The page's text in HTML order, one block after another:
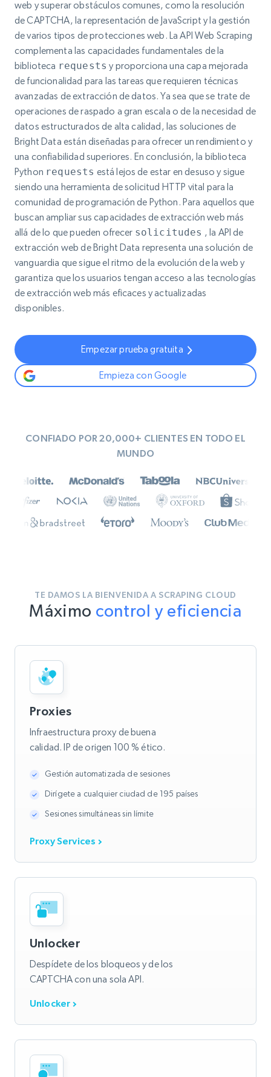
web y superar obstáculos comunes, como la resolución
de CAPTCHA, la representación de JavaScript y la gestión
de varios tipos de protecciones web. La API Web Scraping
complementa las capacidades fundamentales de la
biblioteca requests y proporciona una capa mejorada
de funcionalidad para las tareas que requieren técnicas
avanzadas de extracción de datos. Ya sea que se trate de
operaciones de raspado a gran escala o de la necesidad de
datos estructurados de alta calidad, las soluciones de
Bright Data están diseñadas para ofrecer un rendimiento y
una confiabilidad superiores. En conclusión, la biblioteca
Python requests está lejos de estar en desuso y sigue
siendo una herramienta de solicitud HTTP vital para la
comunidad de programación de Python. Para aquellos que
buscan ampliar sus capacidades de extracción web más
allá de lo que pueden ofrecer solicitudes , la API de
extracción web de Bright Data representa una solución de
vanguardia que sigue el ritmo de la evolución de la web y
garantiza que los usuarios tengan acceso a las tecnologías
de extracción web más eficaces y actualizadas
disponibles.
Empezar prueba gratuita
Empieza con Google
CONFIADO POR 20,000+ CLIENTES EN TODO EL
MUNDO
TE DAMOS LA BIENVENIDA A SCRAPING CLOUD
Máximo control y eficiencia
Proxies
Infraestructura proxy de buena
calidad. IP de origen 100 % ético.
Gestión automatizada de sesiones
Dirígete a cualquier ciudad de 195 países
Sesiones simultáneas sin límite
Proxy Services
Unlocker
Despídete de los bloqueos y de los
CAPTCHA con una sola API.
Unlocker